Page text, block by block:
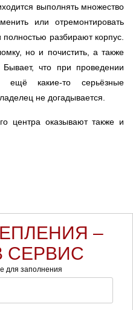
выполнять множество
или отремонтировать
разбирают корпус.
но и почистить, а также
что при проведении
ещё какие-то серьёзные
не догадывается.
центра оказывают также и
–
СЕРВИС
для заполнения